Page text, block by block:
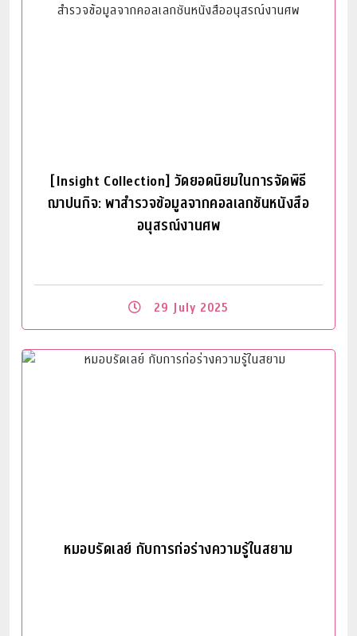
[Insight Collection] วัดยอดนิยมในการจัดพิธี
ฌาปนกิจ: พาสำรวจข้อมูลจากคอลเลกชันหนังสือ
อนุสรณ์งานศพ
29 July 2025
หมอบรัดเลย์ กับการก่อร่างความรู้ในสยาม
Read More